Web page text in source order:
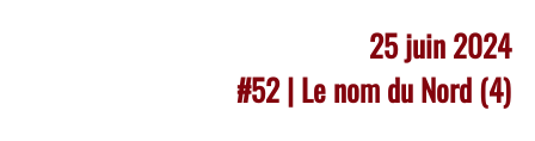
25 juin 2024
#52 | Le nom du Nord (4)